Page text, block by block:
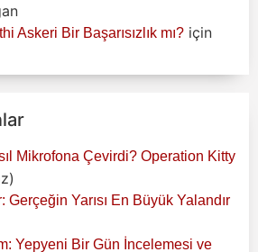
Askeri Bir Başarısızlık mı? için
Mikrofona Çevirdi? Operation Kitty
Yarısı En Büyük Yalandır
Yepyeni Bir Gün İncelemesi ve